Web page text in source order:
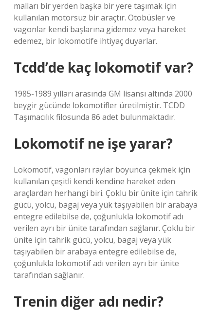
malları bir yerden başka bir yere taşımak için
kullanılan motorsuz bir araçtır. Otobüsler ve
vagonlar kendi başlarına gidemez veya hareket
edemez, bir lokomotife ihtiyaç duyarlar.
Tcdd’de kaç lokomotif var?
1985-1989 yılları arasında GM lisansı altında 2000
beygir gücünde lokomotifler üretilmiştir. TCDD
Taşımacılık filosunda 86 adet bulunmaktadır.
Lokomotif ne işe yarar?
Lokomotif, vagonları raylar boyunca çekmek için
kullanılan çeşitli kendi kendine hareket eden
araçlardan herhangi biri. Çoklu bir ünite için tahrik
gücü, yolcu, bagaj veya yük taşıyabilen bir arabaya
entegre edilebilse de, çoğunlukla lokomotif adı
verilen ayrı bir ünite tarafından sağlanır. Çoklu bir
ünite için tahrik gücü, yolcu, bagaj veya yük
taşıyabilen bir arabaya entegre edilebilse de,
çoğunlukla lokomotif adı verilen ayrı bir ünite
tarafından sağlanır.
Trenin diğer adı nedir?